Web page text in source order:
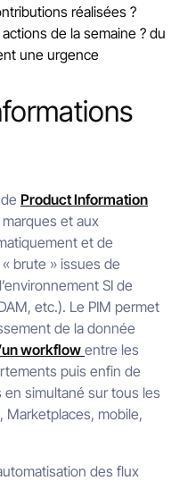
réalisées ?
de la semaine ? du
une urgence
Product Information
et aux
et de
« brute » issues de
SI de
etc.). Le PIM permet
de la donnée
workflow entre les
puis enfin de
simultané sur tous les
Marketplaces, mobile,
des flux